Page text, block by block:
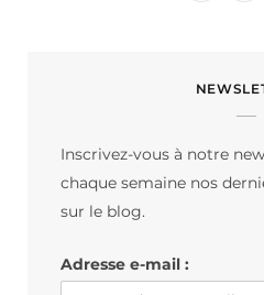
e
t
Inscrivez-vous à notre
chaque semaine nos
sur le blog.
Adresse e-mail :